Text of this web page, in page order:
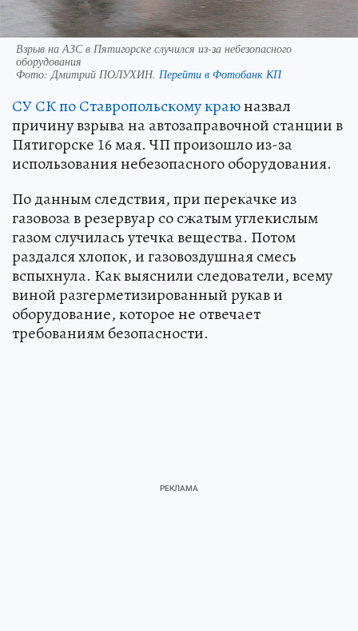
Взрыв на АЗС в Пятигорске случился из-за небезопасного
оборудования
Фото: Дмитрий ПОЛУХИН. Перейти в Фотобанк КП
СУ СК по Ставропольскому краюназвал
причину взрыва на автозаправочной станции в
Пятигорске 16 мая. ЧП произошло из-за
использования небезопасного оборудования.
По данным следствия, при перекачке из
газовоза в резервуар со сжатым углекислым
газом случилась утечка вещества. Потом
раздался хлопок, и газовоздушная смесь
вспыхнула. Как выяснили следователи, всему
виной разгерметизированный рукав и
оборудование, которое не отвечает
требованиям безопасности.